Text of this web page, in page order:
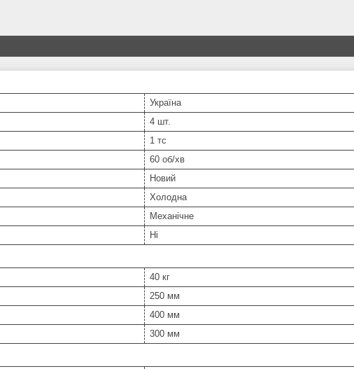
Україна
4 шт.
1 тс
60 об/хв
Новий
Холодна
Механічне
Ні
40 кг
250 мм
400 мм
300 мм